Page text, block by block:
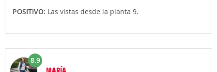
POSITIVO: Las vistas desde la planta 9.
8.9